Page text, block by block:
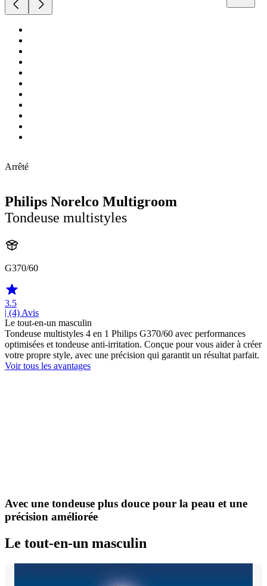
Arrêté
Philips Norelco Multigroom
Tondeuse multistyles
G370/60
3.5
| (4) Avis
Le tout-en-un masculin
Tondeuse multistyles 4 en 1 Philips G370/60 avec performances
optimisées et tondeuse anti-irritation. Conçue pour vous aider à créer
votre propre style, avec une précision qui garantit un résultat parfait.
Voir tous les avantages
Avec une tondeuse plus douce pour la peau et une
précision améliorée
Le tout-en-un masculin